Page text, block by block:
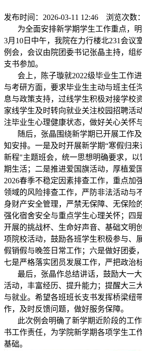
发布时间：2026-03-11 12:46 浏览次数：
为全面安排新学期学生工作重点，明
3月10日中午，我院在力行楼北231会议
例会，会议由院团委书记张晶主持，组
支书参加。
会上，陈子璇就2022级毕业生工作进
与考研方面，要求毕业生主动与班主任
息与政策支持，过线学生积极对接学校
家线学生及时转向就业关注校园招聘活
注毕业生心理健康状态，做好关心关怀
随后，张晶围绕新学期已开展工作及
知安排。一是及时开展新学期“寒假归
新程"主题班会，统一思想明确要求，
期生活；二是推进爱国旗活动，厚植爱
2026春季不稳定因素排查工作，重点加
领域的风险排查工作，严防非法活动与
身财产安全管理，严禁无保障、无保险
强化宿舍安全与重点学生心理关怀；四
开展的挑战杯、生命好声音、基础文明
项院校活动，鼓励各班学生积极参与、
假销假与晚签日常工作；六是做好团委
七是严格落实团员发展工作，严把政治
最后，张晶作总结讲话，鼓励大一大
活动，丰富经历、提升能力；提醒大三
与就业。希望各班班长支书发挥桥梁纽
作，及时反馈问题，做好服务保障。
此次例会明确了新学期近阶段的工作
书工作责任，为学院新学期各项学生工
基础。